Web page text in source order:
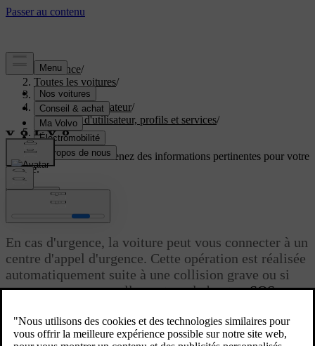
Assistance/
Toutes les voitures/
EX60 2027/
Manuel de l'utilisateur/
Comptes d'utilisateur, profils et services/
Aide d'urgence
Soutien personnaliséObtenez des informations pertinentes pour votre
voiture.
Connexion
Mise à jour 30.03.2026
Aide d'urgence
En cas d'urgence, la voiture peut vous connecter à un
centre d'appel d'urgence. Cette opération est réalisée
automatiquement suite à une collision grave ou si
vous appuyez manuellement sur le boutonSOSau